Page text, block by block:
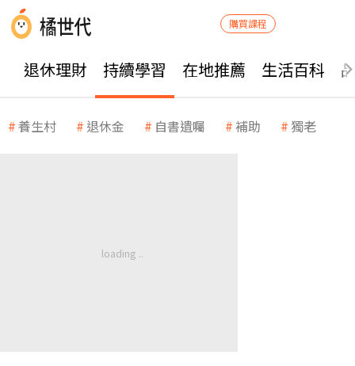
購買課程
退休理財 持續學習 在地推薦 生活百科
養生村 退休金 自書遺囑 補助 獨老